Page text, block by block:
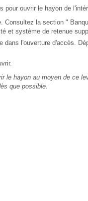
pour ouvrir le hayon de
Consultez la section "
et système de retenue
dans l'ouverture d'accès.
le hayon au moyen de ce
que possible.